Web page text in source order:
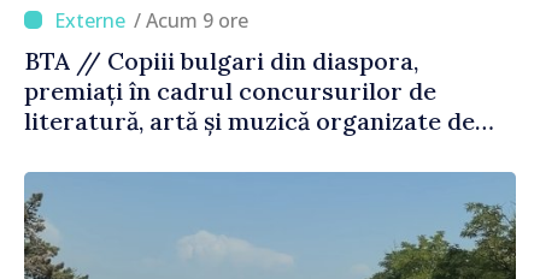
/ Acum 9 ore
BTA // Copiii bulgari din diaspora,
premiați în cadrul concursurilor de
literatură, artă și muzică organizate de
Străinătate